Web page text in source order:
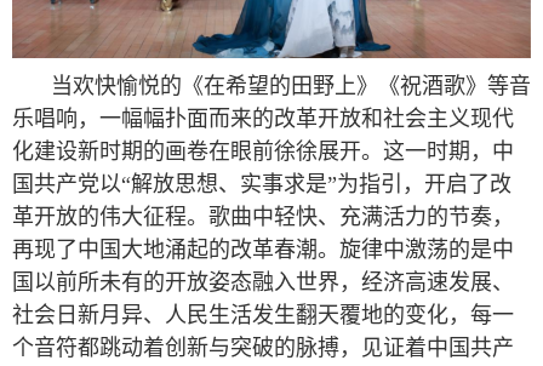
当欢快愉悦的《在希望的田野上》《祝酒歌》等音
乐唱响，一幅幅扑面而来的改革开放和社会主义现代
化建设新时期的画卷在眼前徐徐展开。这一时期，中
国共产党以“解放思想、实事求是”为指引，开启了改
革开放的伟大征程。歌曲中轻快、充满活力的节奏，
再现了中国大地涌起的改革春潮。旋律中激荡的是中
国以前所未有的开放姿态融入世界，经济高速发展、
社会日新月异、人民生活发生翻天覆地的变化，每一
个音符都跳动着创新与突破的脉搏，见证着中国共产